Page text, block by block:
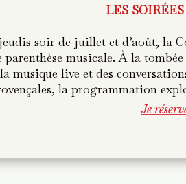
LES
soir de juillet et d’août, la
parenthèse musicale. À la
musique live et des
la programmation
Je
LES
soir de juillet et d’août, la
parenthèse musicale. À la
musique live et des
la programmation
Je